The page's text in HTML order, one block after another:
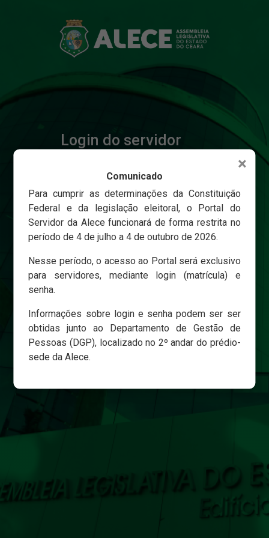
Login do servidor
Senha
Esqueci minha senha
×
Comunicado
Para cumprir as determinações da Constituição
Federal e da legislação eleitoral, o Portal do
Servidor da Alece funcionará de forma restrita no
período de 4 de julho a 4 de outubro de 2026.
Nesse período, o acesso ao Portal será exclusivo
para servidores, mediante login (matrícula) e
senha.
Informações sobre login e senha podem ser ser
obtidas junto ao Departamento de Gestão de
Pessoas (DGP), localizado no 2º andar do prédio-
sede da Alece.